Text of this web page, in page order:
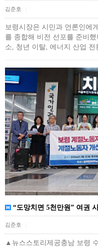
김준호
보령시장은 시민과 언론인에
를 종합해 비전 선포를 준비
소, 청년 이탈, 에너지 산업
“도망치면 5천만원” 여권
김준호
▲뉴스스토리제공충남 보령